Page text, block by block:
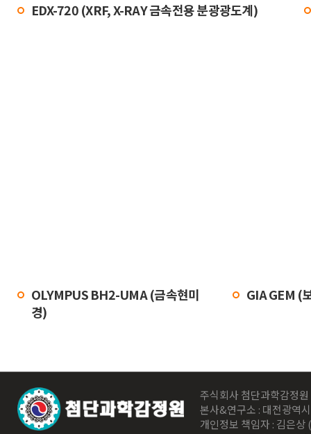
EDX-720 (XRF, X-RAY 금속전용 분광광도계)
OLYMPUS BH2-UMA (금속현미
경)
GIA GEM (
주식회사 첨단과학감정
본사&연구소 : 대전광역
개인정보 책임자 : 김은상 (